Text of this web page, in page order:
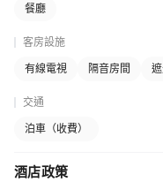
餐廳
客房設施
有線電視
隔音房間
交通
泊車（收費）
酒店政策